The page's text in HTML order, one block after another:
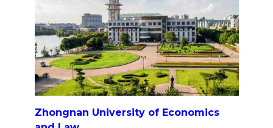
Zhongnan University of Economics